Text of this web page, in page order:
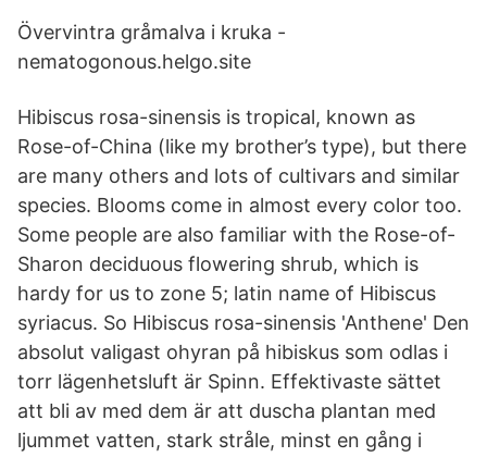
Övervintra gråmalva i kruka -
nematogonous.helgo.site
Hibiscus rosa-sinensis is tropical, known as
Rose-of-China (like my brother’s type), but there
are many others and lots of cultivars and similar
species. Blooms come in almost every color too.
Some people are also familiar with the Rose-of-
Sharon deciduous flowering shrub, which is
hardy for us to zone 5; latin name of Hibiscus
syriacus. So Hibiscus rosa-sinensis 'Anthene' Den
absolut valigast ohyran på hibiskus som odlas i
torr lägenhetsluft är Spinn. Effektivaste sättet
att bli av med dem är att duscha plantan med
ljummet vatten, stark stråle, minst en gång i